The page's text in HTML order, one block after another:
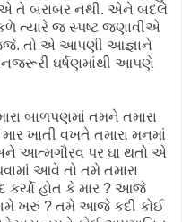
તે બરાબર નથી. એને બદલે
ત્યારે જ સ્પષ્ટ જણાવીએ
જજે. તો એ આપણી આજ્ઞાને
ઘર્ષણમાંથી આપણે
બાળપણમાં તમને તમારા
ખાતી વખતે તમારા મનમાં
આત્મગૌરવ પર ઘા થતો એ
આવે તો તમે તમારા
કર્યો હોત કે માર ? આજે
ખરું ? તમે આજે કદી કોઈ